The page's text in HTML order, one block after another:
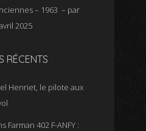
– 1963 – par
2025
RÉCENTS
Henriet, le pilote aux
Farman 402 F-ANFY :